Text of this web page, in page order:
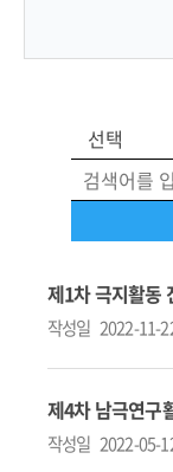
제1차 극지활동
작성일 2022-11-
제4차 남극연구
작성일 2022-05-